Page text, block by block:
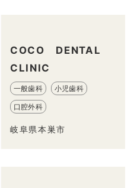
COCO DENTAL
CLINIC
一般歯科 小児歯科
口腔外科
岐阜県本巣市